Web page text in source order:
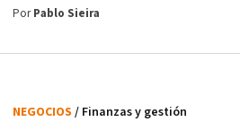
PorPablo Sieira
NEGOCIOS / Finanzas y gestión